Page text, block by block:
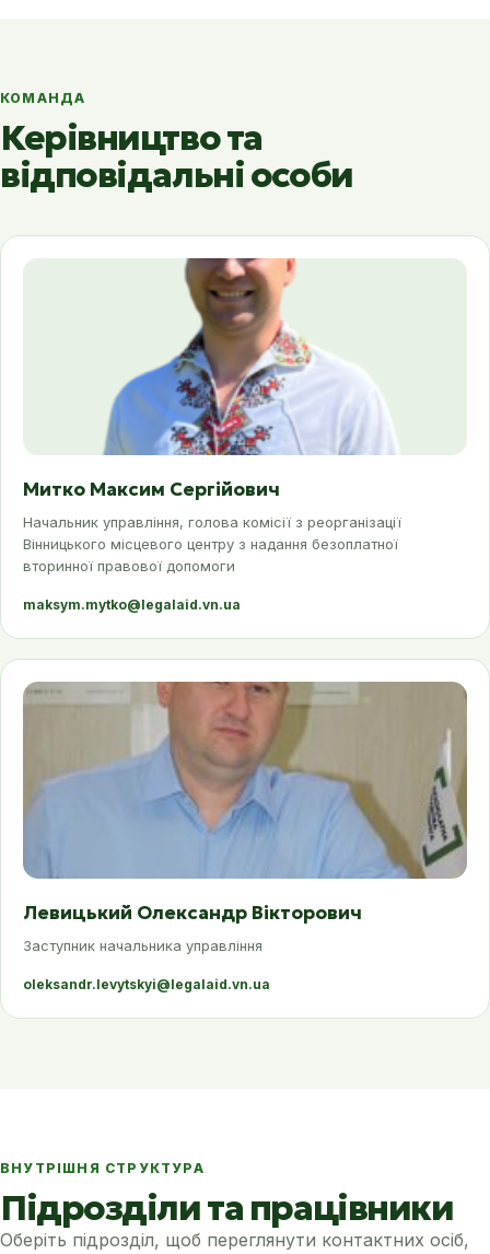
КОМАНДА
Керівництво та
відповідальні особи
Митко Максим Сергійович
Начальник управління, голова комісії з реорганізації
Вінницького місцевого центру з надання безоплатної
вторинної правової допомоги
maksym.mytko@legalaid.vn.ua
Левицький Олександр Вікторович
Заступник начальника управління
oleksandr.levytskyi@legalaid.vn.ua
ВНУТРІШНЯ СТРУКТУРА
Підрозділи та працівники
Оберіть підрозділ, щоб переглянути контактних осіб,